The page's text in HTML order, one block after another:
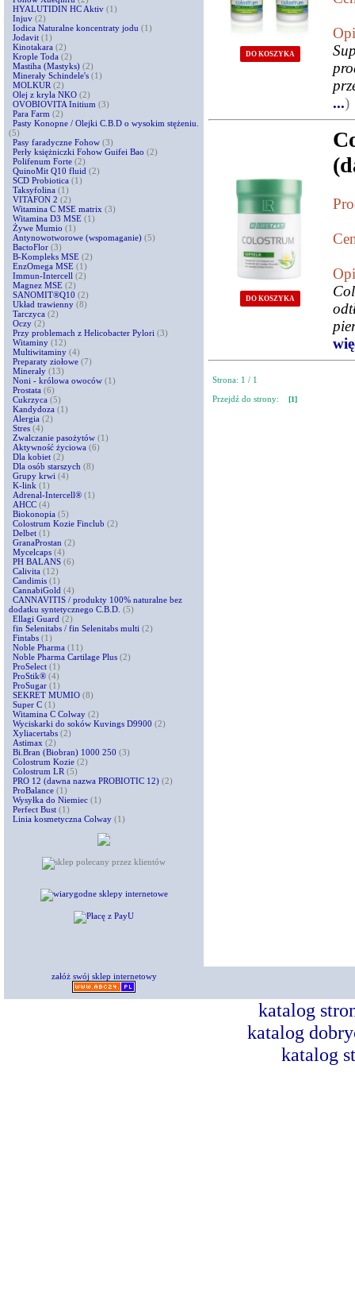
HYALUTIDIN HC Aktiv (1)
Injuv (2)
Iodica Naturalne koncentraty jodu (1)
Jodavit (1)
Kinotakara (2)
Krople Toda (2)
Mastiha (Mastyks) (2)
Minerały Schindele's (1)
MOLKUR (2)
Olej z kryla NKO (2)
OVOBIOVITA Initium (3)
Para Farm (2)
Pasty Konopne / Olejki C.B.D o wysokim stężeniu.
(5)
Pasy faradyczne Fohow (3)
Perły księżniczki Fohow Guifei Bao (2)
Polifenum Forte (2)
QuinoMit Q10 fluid (2)
SCD Probiotica (1)
Taksyfolina (1)
VITAFON 2 (2)
Witamina C MSE matrix (3)
Witamina D3 MSE (1)
Żywe Mumio (1)
Antynowotworowe (wspomaganie) (5)
BactoFlor (3)
B-Kompleks MSE (2)
EnzOmega MSE (1)
Immun-Intercell (2)
Magnez MSE (2)
SANOMIT®Q10 (2)
Układ trawienny (8)
Tarczyca (2)
Oczy (2)
Przy problemach z Helicobacter Pylori (3)
Witaminy (12)
Multiwitaminy (4)
Preparaty ziołowe (7)
Minerały (13)
Noni - królowa owoców (1)
Prostata (6)
Cukrzyca (5)
Kandydoza (1)
Alergia (2)
Stres (4)
Zwalczanie pasożytów (1)
Aktywność życiowa (6)
Dla kobiet (2)
Dla osób starszych (8)
Grupy krwi (4)
K-link (1)
Adrenal-Intercell® (1)
AHCC (4)
Biokonopia (5)
Colostrum Kozie Finclub (2)
Delbet (1)
GranaProstan (2)
Mycelcaps (4)
PH BALANS (6)
Calivita (12)
Candimis (1)
CannabiGold (4)
CANNAVITIS / produkty 100% naturalne bez
dodatku syntetycznego C.B.D. (5)
Ellagi Guard (2)
fin Selenitabs / fin Selenitabs multi (2)
Fintabs (1)
Noble Pharma (11)
Noble Pharma Cartilage Plus (2)
ProSelect (1)
ProStik® (4)
ProSugar (1)
SEKRET MUMIO (8)
Super C (1)
Witamina C Colway (2)
Wyciskarki do soków Kuvings D9900 (2)
Xyliacertabs (2)
Astimax (2)
Bi.Bran (Biobran) 1000 250 (3)
Colostrum Kozie (2)
Colostrum LR (5)
PRO 12 (dawna nazwa PROBIOTIC 12) (2)
ProBalance (1)
Wysyłka do Niemiec (1)
Perfect Bust (1)
Linia kosmetyczna Colway (1)
DO KOSZYKA
...)
DO KOSZYKA
Strona: 1 / 1
Przejdź do strony:
[1]
załóż swój sklep internetowy
katalog
katalog
katalog